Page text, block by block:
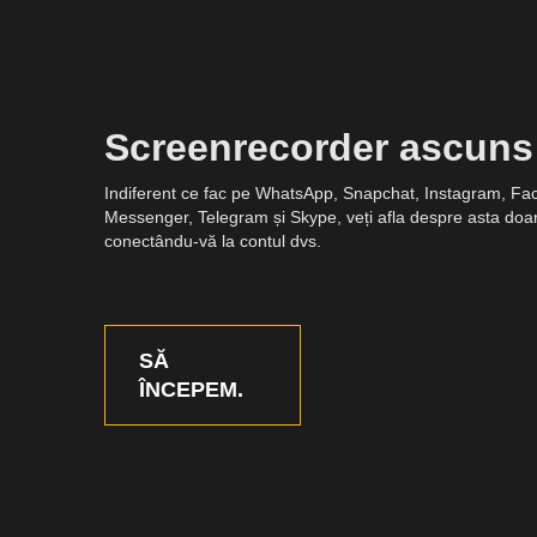
Screenrecorder ascuns
Indiferent ce fac pe WhatsApp, Snapchat, Instagram,
Messenger, Telegram și Skype, veți afla despre asta
conectându-vă la contul dvs.
SĂ
ÎNCEPEM.